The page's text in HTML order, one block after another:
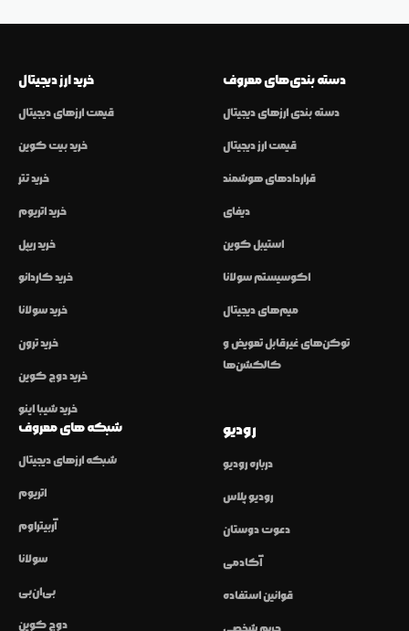
خرید ارز دیجیتال
قیمت ارزهای دیجیتال
خرید بیت کوین
خرید تتر
خرید اتریوم
خرید ریپل
خرید کاردانو
خرید سولانا
خرید ترون
خرید دوج کوین
خرید شیبا اینو
دسته بندی‌های معروف
دسته بندی ارزهای دیجیتال
قیمت ارز دیجیتال
قراردادهای هوشمند
دیفای
استیبل کوین
اکوسیستم سولانا
میم‌های دیجیتال
توکن‌های غیرقابل تعویض و
کالکشن‌ها
شبکه های معروف
شبکه ارزهای دیجیتال
اتریوم
آربیتراوم
سولانا
بی‌ان‌بی
دوج کوین
رودیو
درباره رودیو
رودیو پلاس
دعوت دوستان
آکادمی
قوانین استفاده